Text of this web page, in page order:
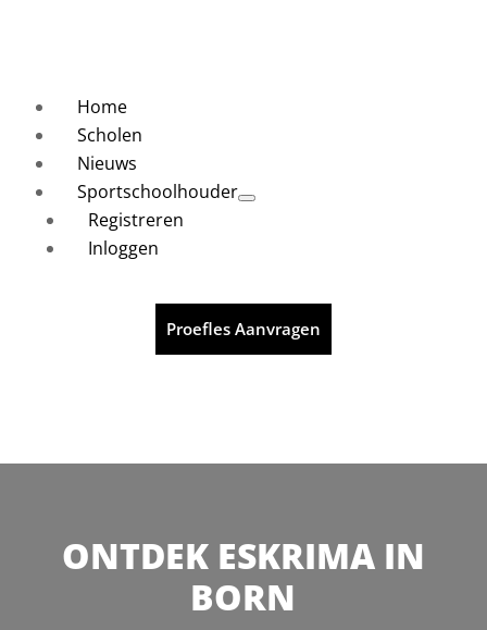
Home
Scholen
Nieuws
Sportschoolhouder
Registreren
Inloggen
Proefles Aanvragen
ONTDEK ESKRIMA IN
BORN